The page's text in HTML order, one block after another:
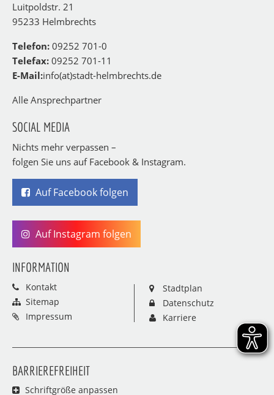
Luitpoldstr. 21
95233 Helmbrechts
Telefon: 09252 701-0
Telefax: 09252 701-11
E-Mail:info(at)stadt-helmbrechts.de
Alle Ansprechpartner
SOCIAL MEDIA
Nichts mehr verpassen –
folgen Sie uns auf Facebook & Instagram.
Auf Facebook folgen
Auf Instagram folgen
INFORMATION
Kontakt
Sitemap
Impressum
Stadtplan
Datenschutz
Karriere
BARRIEREFREIHEIT
Schriftgröße anpassen